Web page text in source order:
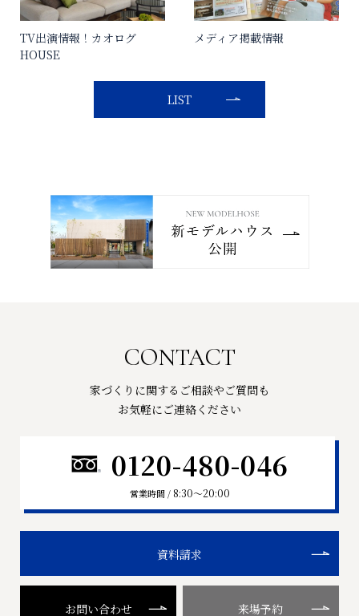
TV出演情報！カオログ
HOUSE
メディア掲載情報
LIST
CONTACT
家づくりに関するご相談やご質問も
お気軽にご連絡ください
0120-480-046
営業時間 / 8:30〜20:00
資料請求
お問い合わせ 来場予約